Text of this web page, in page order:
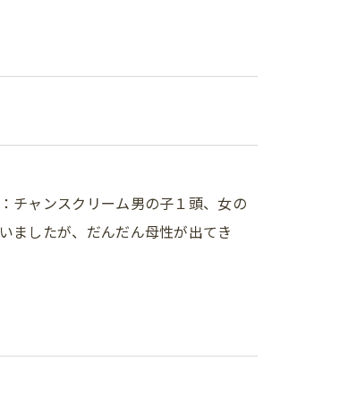
チャンスクリーム男の子１頭、女の
ましたが、だんだん母性が出てき